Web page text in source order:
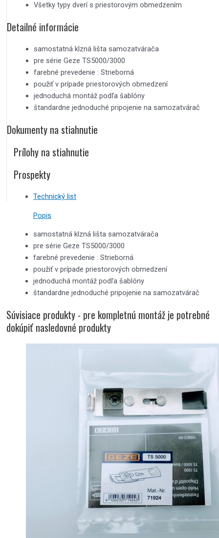
Všetky typy dverí s priestorovým obmedzením
Detailné informácie
samostatná klzná lišta samozatvárača
pre série Geze TS5000/3000
farebné prevedenie : Strieborná
použiť v prípade priestorových obmedzení
jednoduchá montáž podľa šablóny
štandardne jednoduché pripojenie na samozatvárač
Dokumenty na stiahnutie
Prílohy na stiahnutie
Prospekty
Technický list
Popis
samostatná klzná lišta samozatvárača
pre série Geze TS5000/3000
farebné prevedenie : Strieborná
použiť v prípade priestorových obmedzení
jednoduchá montáž podľa šablóny
štandardne jednoduché pripojenie na samozatvárač
Súvisiace produkty - pre kompletnú montáž je potrebné
dokúpiť nasledovné produkty